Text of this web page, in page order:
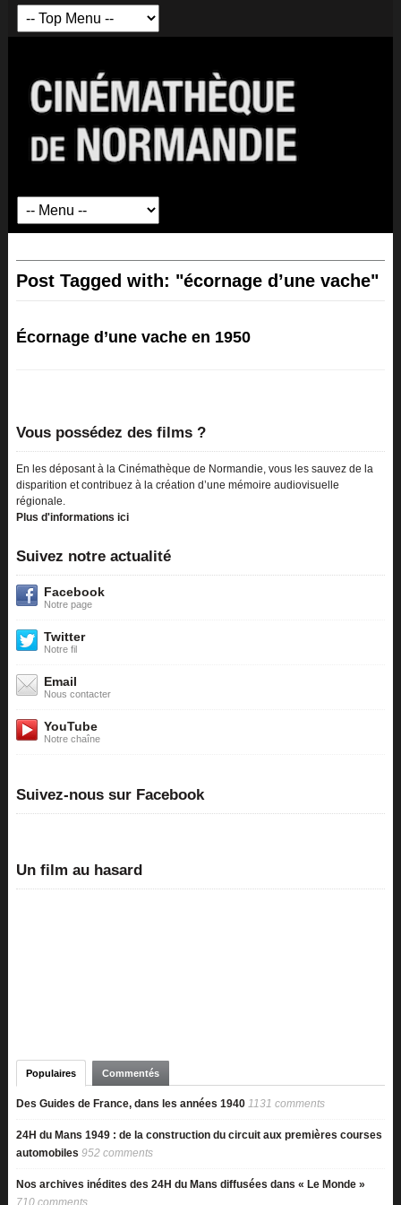
Post Tagged with: "écornage d’une vache"
Écornage d’une vache en 1950
Vous possédez des films ?
En les déposant à la Cinémathèque de Normandie, vous les sauvez de la
disparition et contribuez à la création d’une mémoire audiovisuelle
régionale.
Plus d'informations ici
Suivez notre actualité
Facebook
Notre page
Twitter
Notre fil
Email
Nous contacter
YouTube
Notre chaîne
Suivez-nous sur Facebook
Un film au hasard
Populaires Commentés
Des Guides de France, dans les années 1940 1131 comments
24H du Mans 1949 : de la construction du circuit aux premières courses
automobiles 952 comments
Nos archives inédites des 24H du Mans diffusées dans « Le Monde »
710 comments